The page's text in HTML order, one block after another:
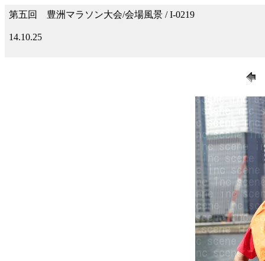
第五回 豊洲マラソン大会/会場風景 / I-0219
14.10.25